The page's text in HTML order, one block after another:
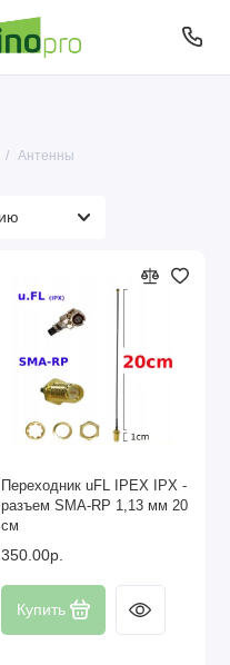
Антенны
Переходник uFL IPEX IPX -
разъем SMA-RP 1,13 мм 20
см
350.00р.
Купить